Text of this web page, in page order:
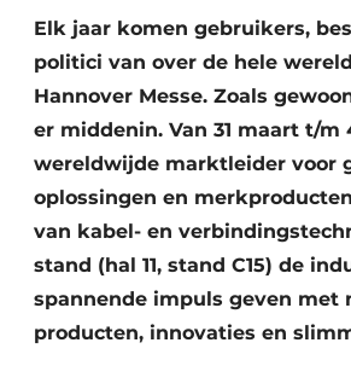
Elk jaar komen gebruikers,
politici van over de hele
Hannover Messe. Zoals
er middenin. Van 31 maart t/m
wereldwijde marktleider voor
oplossingen en
van kabel- en
stand (hal 11, stand C15) de
spannende impuls geven met
producten, innovaties en